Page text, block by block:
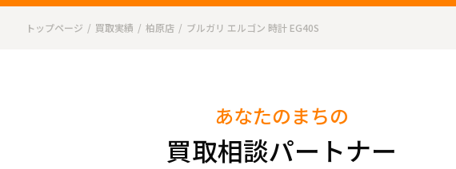
トップページ 買取実績 柏原店 ブルガリ エルゴン 時計 EG40S
あなたのまちの
買取相談パートナー